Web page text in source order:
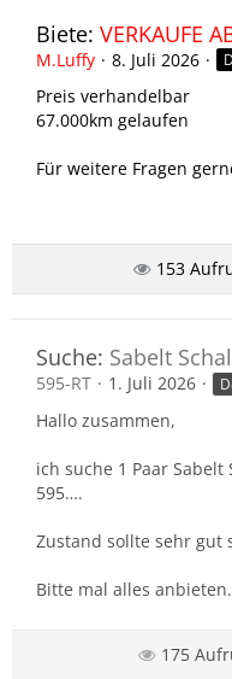
Biete: VERKAUFE
M.Luffy 8. Juli 2026
Preis verhandelbar
67.000km gelaufen
Für weitere Fragen
153
Suche: Sabelt
595-RT 1. Juli 2026
Hallo zusammen,
ich suche 1 Paar
595….
Zustand sollte sehr gut
Bitte mal alles anbieten.
175